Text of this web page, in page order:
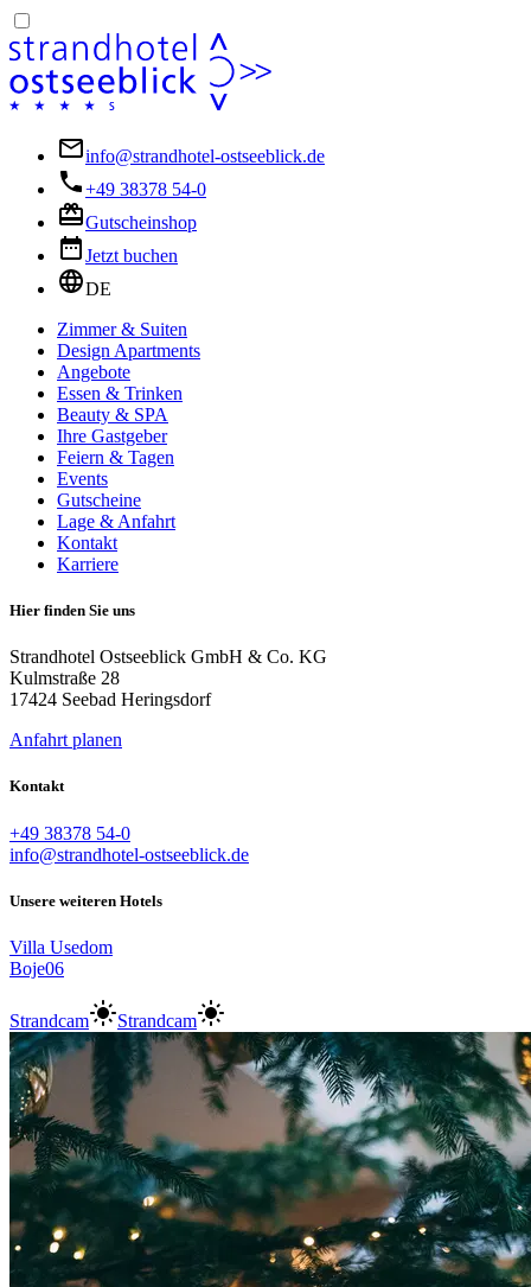
info@strandhotel-ostseeblick.de
+49 38378 54-0
Gutscheinshop
Jetzt buchen
DE
Zimmer & Suiten
Design Apartments
Angebote
Essen & Trinken
Beauty & SPA
Ihre Gastgeber
Feiern & Tagen
Events
Gutscheine
Lage & Anfahrt
Kontakt
Karriere
Hier finden Sie uns
Strandhotel Ostseeblick GmbH & Co. KG
Kulmstraße 28
17424 Seebad Heringsdorf
Anfahrt planen
Kontakt
+49 38378 54-0
info@strandhotel-ostseeblick.de
Unsere weiteren Hotels
Villa Usedom
Boje06
Strandcam Strandcam